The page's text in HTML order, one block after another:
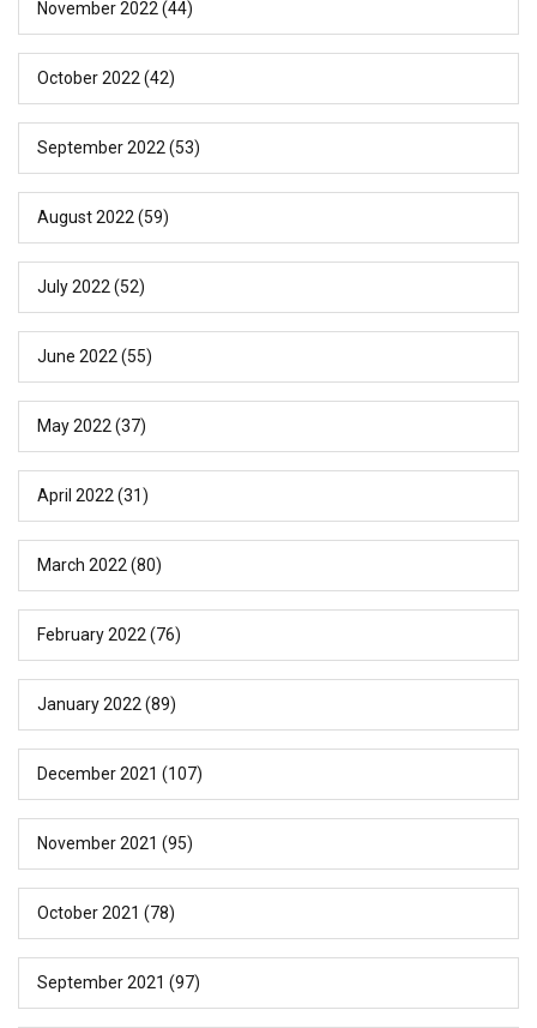
November 2022 (44)
October 2022 (42)
September 2022 (53)
August 2022 (59)
July 2022 (52)
June 2022 (55)
May 2022 (37)
April 2022 (31)
March 2022 (80)
February 2022 (76)
January 2022 (89)
December 2021 (107)
November 2021 (95)
October 2021 (78)
September 2021 (97)